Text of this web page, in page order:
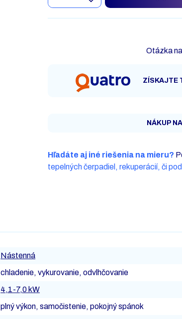
Otázka
ZÍSKAJTE
NÁKUP
Hľadáte aj iné riešenia na mieru?
tepelných čerpadiel, rekuperácií, či
Nástenná
chladenie, vykurovanie, odvlhčovanie
4,1-7,0 kW
plný výkon, samočistenie, pokojný spánok